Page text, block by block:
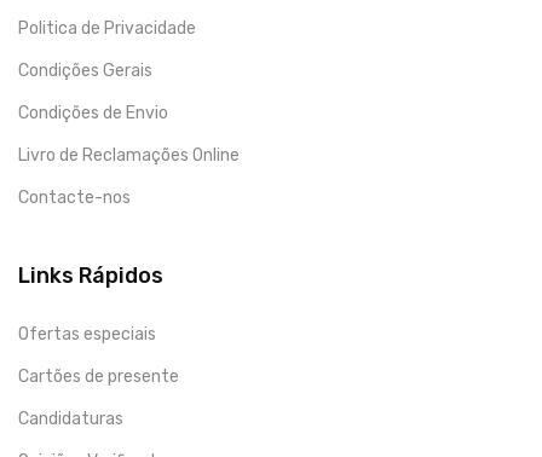
Politica de Privacidade
Condições Gerais
Condições de Envio
Livro de Reclamações Online
Contacte-nos
Links Rápidos
Ofertas especiais
Cartões de presente
Candidaturas